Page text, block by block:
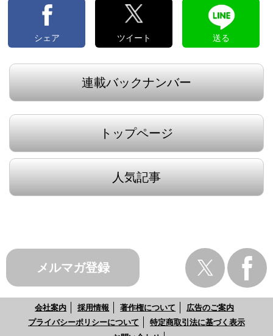
シェア ツイート 送る
連載バックナンバー
トップページ
人気記事
メルマガ登録
会社案内 採用情報 著作権について
広告のご案内
プライバシーポリシーについて
特定商取引法に基づく表示